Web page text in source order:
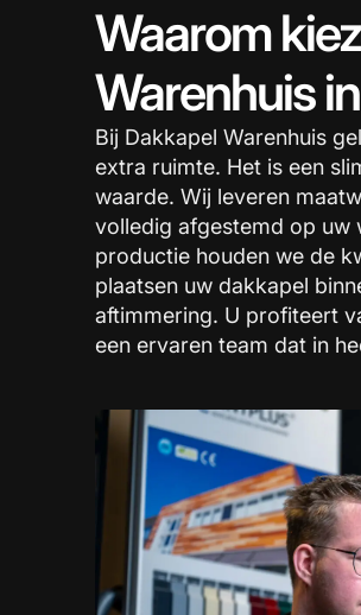
Waarom
Warenhuis
Bij Dakkapel Warenhuis
extra ruimte. Het is een
waarde. Wij leveren
volledig afgestemd op uw
productie houden we de
plaatsen uw dakkapel
aftimmering. U profiteert
een ervaren team dat in